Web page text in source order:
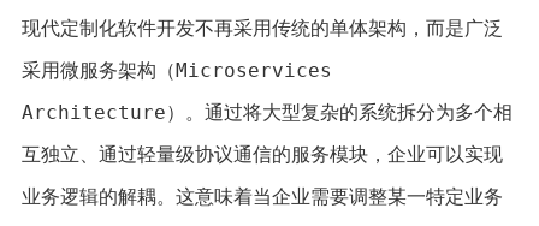
现代定制化软件开发不再采用传统的单体架构，而是广泛
采用微服务架构（Microservices
Architecture）。通过将大型复杂的系统拆分为多个相
互独立、通过轻量级协议通信的服务模块，企业可以实现
业务逻辑的解耦。这意味着当企业需要调整某一特定业务